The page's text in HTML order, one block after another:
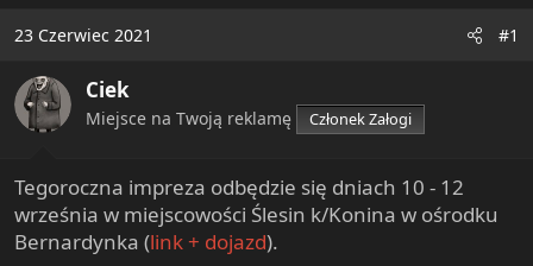
23 Czerwiec 2021 #1
Ciek
Miejsce na Twoją reklamę Członek Załogi
Tegoroczna impreza odbędzie się dniach 10 - 12
września w miejscowości Ślesin k/Konina w ośrodku
Bernardynka (link + dojazd).